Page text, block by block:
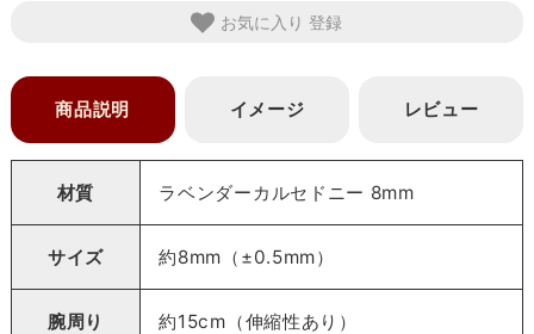
お気に入り
商品説明 イメージ レビュー
材質 ラベンダーカルセドニー 8mm
サイズ 約8mm（±0.5mm）
腕周り 約15cm（伸縮性あり）